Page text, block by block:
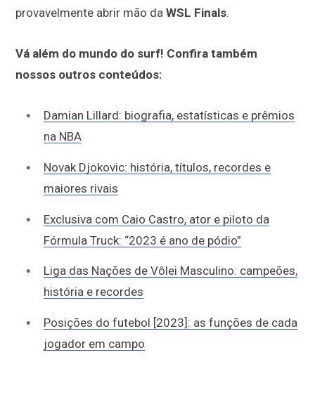
provavelmente abrir mão da WSL Finals.
Vá além do mundo do surf! Confira também
nossos outros conteúdos:
Damian Lillard: biografia, estatísticas e prêmios
na NBA
Novak Djokovic: história, títulos, recordes e
maiores rivais
Exclusiva com Caio Castro, ator e piloto da
Fórmula Truck: “2023 é ano de pódio”
Liga das Nações de Vôlei Masculino: campeões,
história e recordes
Posições do futebol [2023]: as funções de cada
jogador em campo